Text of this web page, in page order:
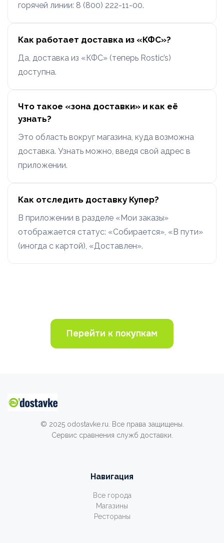
горячей линии: 8 (800) 222-11-00.
Как работает доставка из «КФС»?
Да, доставка из «КФС» (теперь Rostic’s)
доступна.
Что такое «зона доставки» и как её
узнать?
Это область вокруг магазина, куда возможна
доставка. Узнать можно, введя свой адрес в
приложении.
Как отследить доставку Купер?
В приложении в разделе «Мои заказы»
отображается статус: «Собирается», «В пути»
(иногда с картой), «Доставлен».
Перейти к покупкам
© 2025 odostavke.ru. Все права защищены.
Сервис сравнения служб доставки.
Навигация
Все города
Магазины
Рестораны